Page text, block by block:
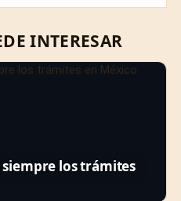
INTERESAR
siempre los trámites